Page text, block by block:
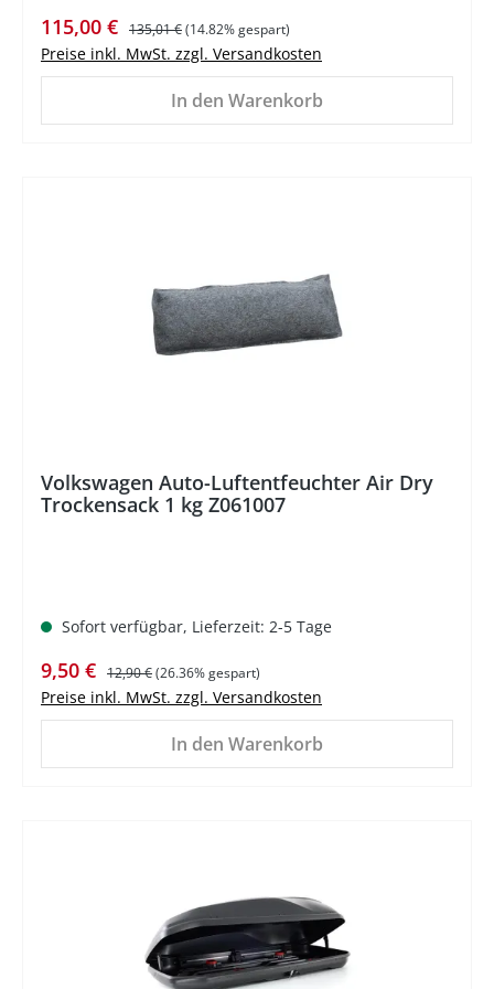
Verkaufspreis:
115,00 € Regulärer Preis:
135,01 €(14.82% gespart)
Preise inkl. MwSt. zzgl. Versandkosten
In den Warenkorb
Volkswagen Auto-Luftentfeuchter Air Dry
Trockensack 1 kg Z061007
Sofort verfügbar, Lieferzeit: 2-5 Tage
Verkaufspreis:
9,50 € Regulärer Preis:
12,90 €(26.36% gespart)
Preise inkl. MwSt. zzgl. Versandkosten
In den Warenkorb